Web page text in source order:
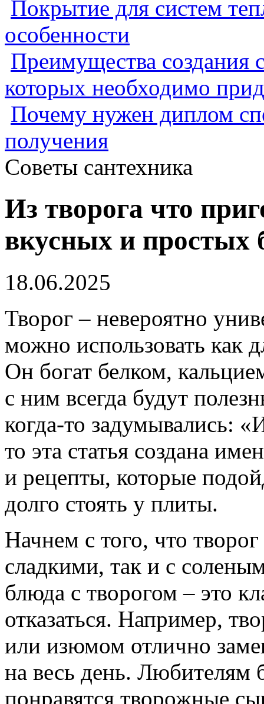
Покрытие для систем
особенности
Преимущества создания
которых необходимо
Почему нужен диплом
получения
Советы сантехника
Из творога что
вкусных и простых
18.06.2025
Творог – невероятно
можно использовать как
Он богат белком,
с ним всегда будут
когда-то задумывались:
то эта статья создана
и рецепты, которые
долго стоять у плиты.
Начнем с того, что
сладкими, так и с
блюда с творогом – это
отказаться. Например,
или изюмом отлично
на весь день. Любителям
понравятся творожные